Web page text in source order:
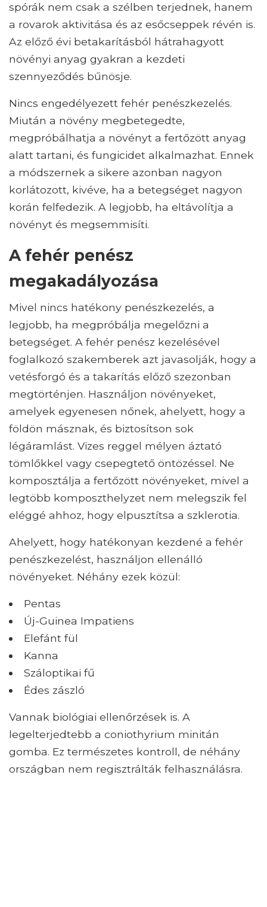
spórák nem csak a szélben terjednek, hanem
a rovarok aktivitása és az esőcseppek révén is.
Az előző évi betakarításból hátrahagyott
növényi anyag gyakran a kezdeti
szennyeződés bűnösje.
Nincs engedélyezett fehér penészkezelés.
Miután a növény megbetegedte,
megpróbálhatja a növényt a fertőzött anyag
alatt tartani, és fungicidet alkalmazhat. Ennek
a módszernek a sikere azonban nagyon
korlátozott, kivéve, ha a betegséget nagyon
korán felfedezik. A legjobb, ha eltávolítja a
növényt és megsemmisíti.
A fehér penész
megakadályozása
Mivel nincs hatékony penészkezelés, a
legjobb, ha megpróbálja megelőzni a
betegséget. A fehér penész kezelésével
foglalkozó szakemberek azt javasolják, hogy a
vetésforgó és a takarítás előző szezonban
megtörténjen. Használjon növényeket,
amelyek egyenesen nőnek, ahelyett, hogy a
földön másznak, és biztosítson sok
légáramlást. Vizes reggel mélyen áztató
tömlőkkel vagy csepegtető öntözéssel. Ne
komposztálja a fertőzött növényeket, mivel a
legtöbb komposzthelyzet nem melegszik fel
eléggé ahhoz, hogy elpusztítsa a szklerotia.
Ahelyett, hogy hatékonyan kezdené a fehér
penészkezelést, használjon ellenálló
növényeket. Néhány ezek közül:
Pentas
Új-Guinea Impatiens
Elefánt fül
Kanna
Száloptikai fű
Édes zászló
Vannak biológiai ellenőrzések is. A
legelterjedtebb a coniothyrium minitán
gomba. Ez természetes kontroll, de néhány
országban nem regisztrálták felhasználásra.